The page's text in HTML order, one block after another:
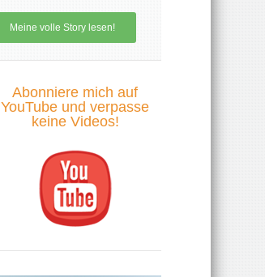
Meine volle Story lesen!
Abonniere mich auf
YouTube und verpasse
keine Videos!